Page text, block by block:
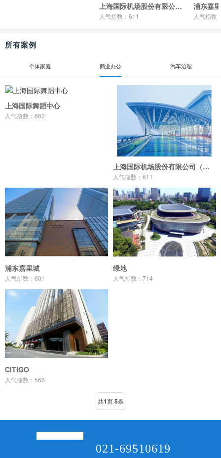
上海国际机场股份有限公司（浦东机场）
人气指数：611
浦东嘉
人气指数
所有案例
个体家庭 商业办公 汽车治理
上海国际舞蹈中心
人气指数：662
上海国际机场股份有限公司（浦东机场）
人气指数：611
浦东嘉里城
人气指数：601
绿地
人气指数：714
CITIGO
人气指数：566
共1页5条
021-69510619